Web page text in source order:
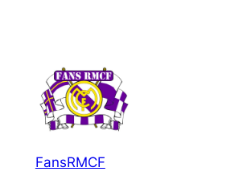
FansRMCF